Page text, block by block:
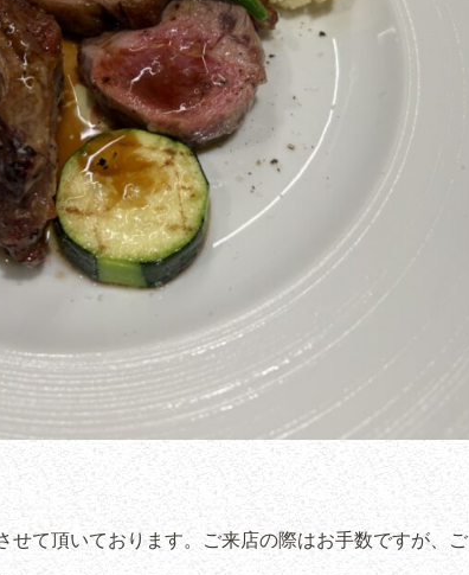
せて頂いております。ご来店の際はお手数ですが、ご